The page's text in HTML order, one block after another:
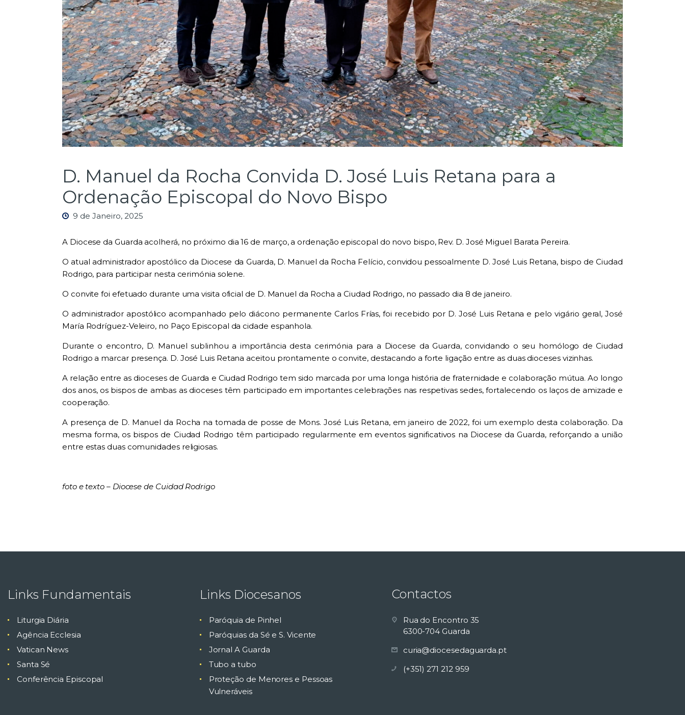
D. Manuel da Rocha Convida D. José Luis Retana para a
Ordenação Episcopal do Novo Bispo
9 de Janeiro, 2025
A Diocese da Guarda acolherá, no próximo dia 16 de março, a ordenação episcopal do novo bispo, Rev. D. José Miguel Barata Pereira.
O atual administrador apostólico da Diocese da Guarda, D. Manuel da Rocha Felício, convidou pessoalmente D. José Luis Retana, bispo de Ciudad
Rodrigo, para participar nesta cerimónia solene.
O convite foi efetuado durante uma visita oficial de D. Manuel da Rocha a Ciudad Rodrigo, no passado dia 8 de janeiro.
O administrador apostólico acompanhado pelo diácono permanente Carlos Frías, foi recebido por D. José Luis Retana e pelo vigário geral, José
María Rodríguez-Veleiro, no Paço Episcopal da cidade espanhola.
Durante o encontro, D. Manuel sublinhou a importância desta cerimónia para a Diocese da Guarda, convidando o seu homólogo de Ciudad
Rodrigo a marcar presença. D. José Luis Retana aceitou prontamente o convite, destacando a forte ligação entre as duas dioceses vizinhas.
A relação entre as dioceses de Guarda e Ciudad Rodrigo tem sido marcada por uma longa história de fraternidade e colaboração mútua. Ao longo
dos anos, os bispos de ambas as dioceses têm participado em importantes celebrações nas respetivas sedes, fortalecendo os laços de amizade e
cooperação.
A presença de D. Manuel da Rocha na tomada de posse de Mons. José Luis Retana, em janeiro de 2022, foi um exemplo desta colaboração. Da
mesma forma, os bispos de Ciudad Rodrigo têm participado regularmente em eventos significativos na Diocese da Guarda, reforçando a união
entre estas duas comunidades religiosas.
foto e texto – Diocese de Cuidad Rodrigo
Links Fundamentais
Liturgia Diária
Agência Ecclesia
Vatican News
Santa Sé
Conferência Episcopal
Links Diocesanos
Paróquia de Pinhel
Paróquias da Sé e S. Vicente
Jornal A Guarda
Tubo a tubo
Proteção de Menores e Pessoas
Vulneráveis
Contactos
Rua do Encontro 35
6300-704 Guarda
curia@diocesedaguarda.pt
(+351) 271 212 959